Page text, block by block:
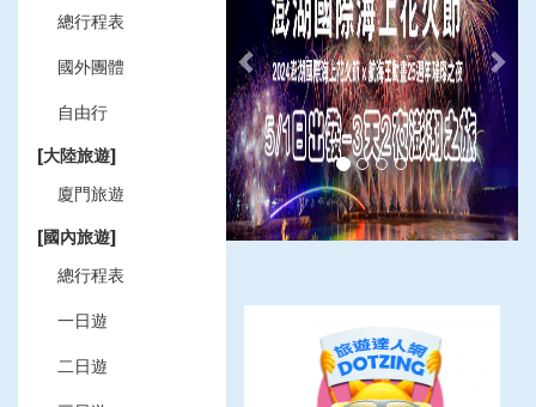
總行程表
國外團體
自由行
[大陸旅遊]
廈門旅遊
[國內旅遊]
總行程表
一日遊
二日遊